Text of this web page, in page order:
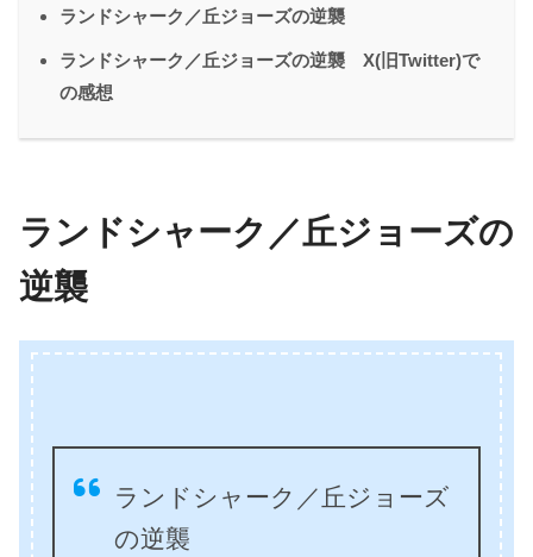
ランドシャーク／丘ジョーズの逆襲
ランドシャーク／丘ジョーズの逆襲 X(旧Twitter)で
の感想
ランドシャーク／丘ジョーズの
逆襲
ランドシャーク／丘ジョーズ
の逆襲